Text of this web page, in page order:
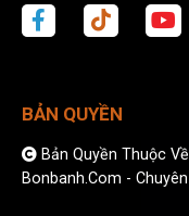
BẢN QUYỀN
Bản Quyền Thuộc
Bonbanh.com -